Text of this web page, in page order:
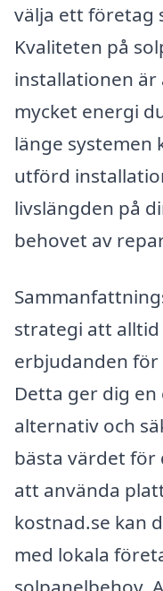
välja ett företag
Kvaliteten på
installationen
mycket energi
länge systemen
utförd
livslängden på
behovet av
strategi att
erbjudanden för
Detta ger dig
alternativ och
bästa värdet för
att använda
kostnad.se kan
med lokala